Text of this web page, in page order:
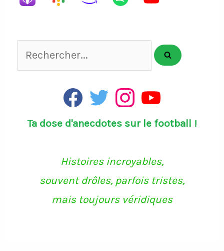
Rechercher...
F
a
e
t
I
n
t
m
Y
T
Ta dose d'anecdotes sur le football !
Histoires incroyables,
souvent drôles, parfois tristes,
mais toujours véridiques